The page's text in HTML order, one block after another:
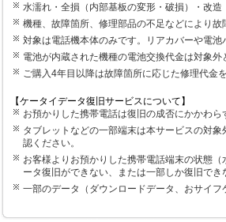
水濡れ・全損（内部基板の変形・破損）・改
機種、故障箇所、修理部品の不足などにより
対象は電話機本体のみです。リアカバーや電
電池が内蔵された機種の電池交換代金は対象外
ご購入4年目以降は故障箇所に応じた修理代金
【ケータイデータ復旧サービスについて】
お預かりした携帯電話は復旧の成否にかかわ
タブレットなどの一部端末は本サービスの対
認ください。
お客様よりお預かりした携帯電話端末の状態
ータ復旧ができない、または一部しか復旧でき
一部のデータ（ダウンロードデータ、おサイ